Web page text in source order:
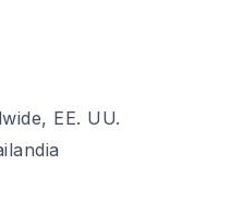
EE. UU.